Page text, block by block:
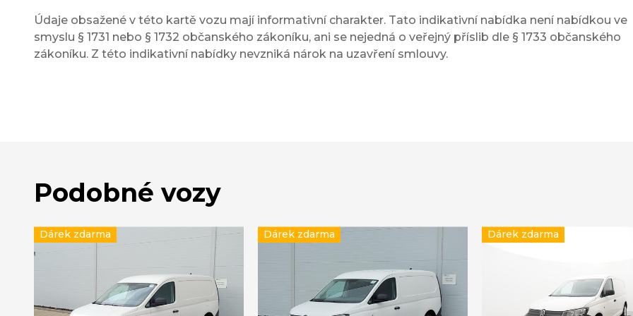
Údaje obsažené v této kartě vozu mají informativní charakter. Tato indikativní nabídka není nabídkou ve
smyslu § 1731 nebo § 1732 občanského zákoníku, ani se nejedná o veřejný příslib dle § 1733 občanského
zákoníku. Z této indikativní nabídky nevzniká nárok na uzavření smlouvy.
Podobné vozy
Dárek zdarma Dárek zdarma Dárek zdarma